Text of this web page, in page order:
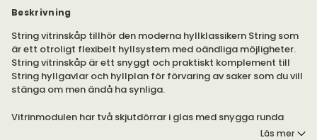
Beskrivning
String vitrinskåp tillhör den moderna hyllklassikern String som
är ett otroligt flexibelt hyllsystem med oändliga möjligheter.
String vitrinskåp är ett snyggt och praktiskt komplement till
String hyllgavlar och hyllplan för förvaring av saker som du vill
stänga om men ändå ha synliga.
Vitrinmodulen har två skjutdörrar i glas med snygga runda
ringar i rostfri stål runt handtagshålen och ett löstagbart
Läs mer